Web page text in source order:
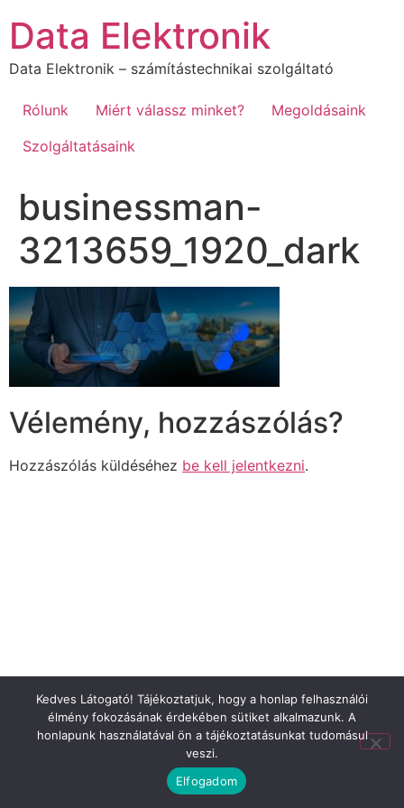
Data Elektronik
Data Elektronik – számítástechnikai szolgáltató
Rólunk Miért válassz minket?
Megoldásaink
Szolgáltatásaink
businessman-
3213659_1920_dark
Vélemény, hozzászólás?
Hozzászólás küldéséhez be kell jelentkezni.
Kedves Látogató! Tájékoztatjuk, hogy a honlap felhasználói
élmény fokozásának érdekében sütiket alkalmazunk. A
honlapunk használatával ön a tájékoztatásunkat tudomásul
veszi.
Elfogadom